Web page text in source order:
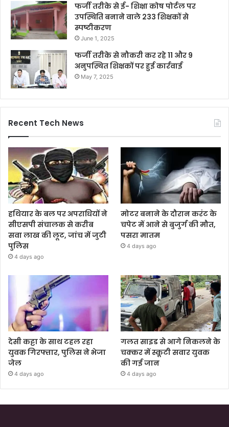
फर्जी तरीके से ई- शिक्षा कोष पोर्टल पर
उपस्थिति बनाने वाले 233 शिक्षकों से
स्पष्टीकरण
June 1, 2025
फर्जी तरीके से नौकरी कर रहे 11 और 9
अनुपस्थित शिक्षकों पर हुई कार्रवाई
May 7, 2025
Recent Tech News
हथियार के बल पर अपराधियों ने
सीएसपी संचालक से करीब
सवा लाख की लूट, जांच में जुटी
पुलिस
4 days ago
मोटर बनाने के दौरान करंट के
चपेट में आने से बुजुर्ग की मौत,
पसरा मातम
4 days ago
देसी कट्टा के साथ टहल रहा
युवक गिरफ्तार, पुलिस ने भेजा
जेल
4 days ago
गलत साइड से आगे निकलने के
चक्कर में स्कूटी सवार युवक
की गई जान
4 days ago